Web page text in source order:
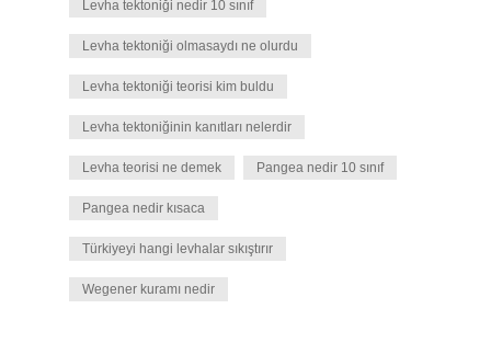
Levha tektoniği nedir 10 sınıf
Levha tektoniği olmasaydı ne olurdu
Levha tektoniği teorisi kim buldu
Levha tektoniğinin kanıtları nelerdir
Levha teorisi ne demek Pangea nedir 10 sınıf
Pangea nedir kısaca
Türkiyeyi hangi levhalar sıkıştırır
Wegener kuramı nedir